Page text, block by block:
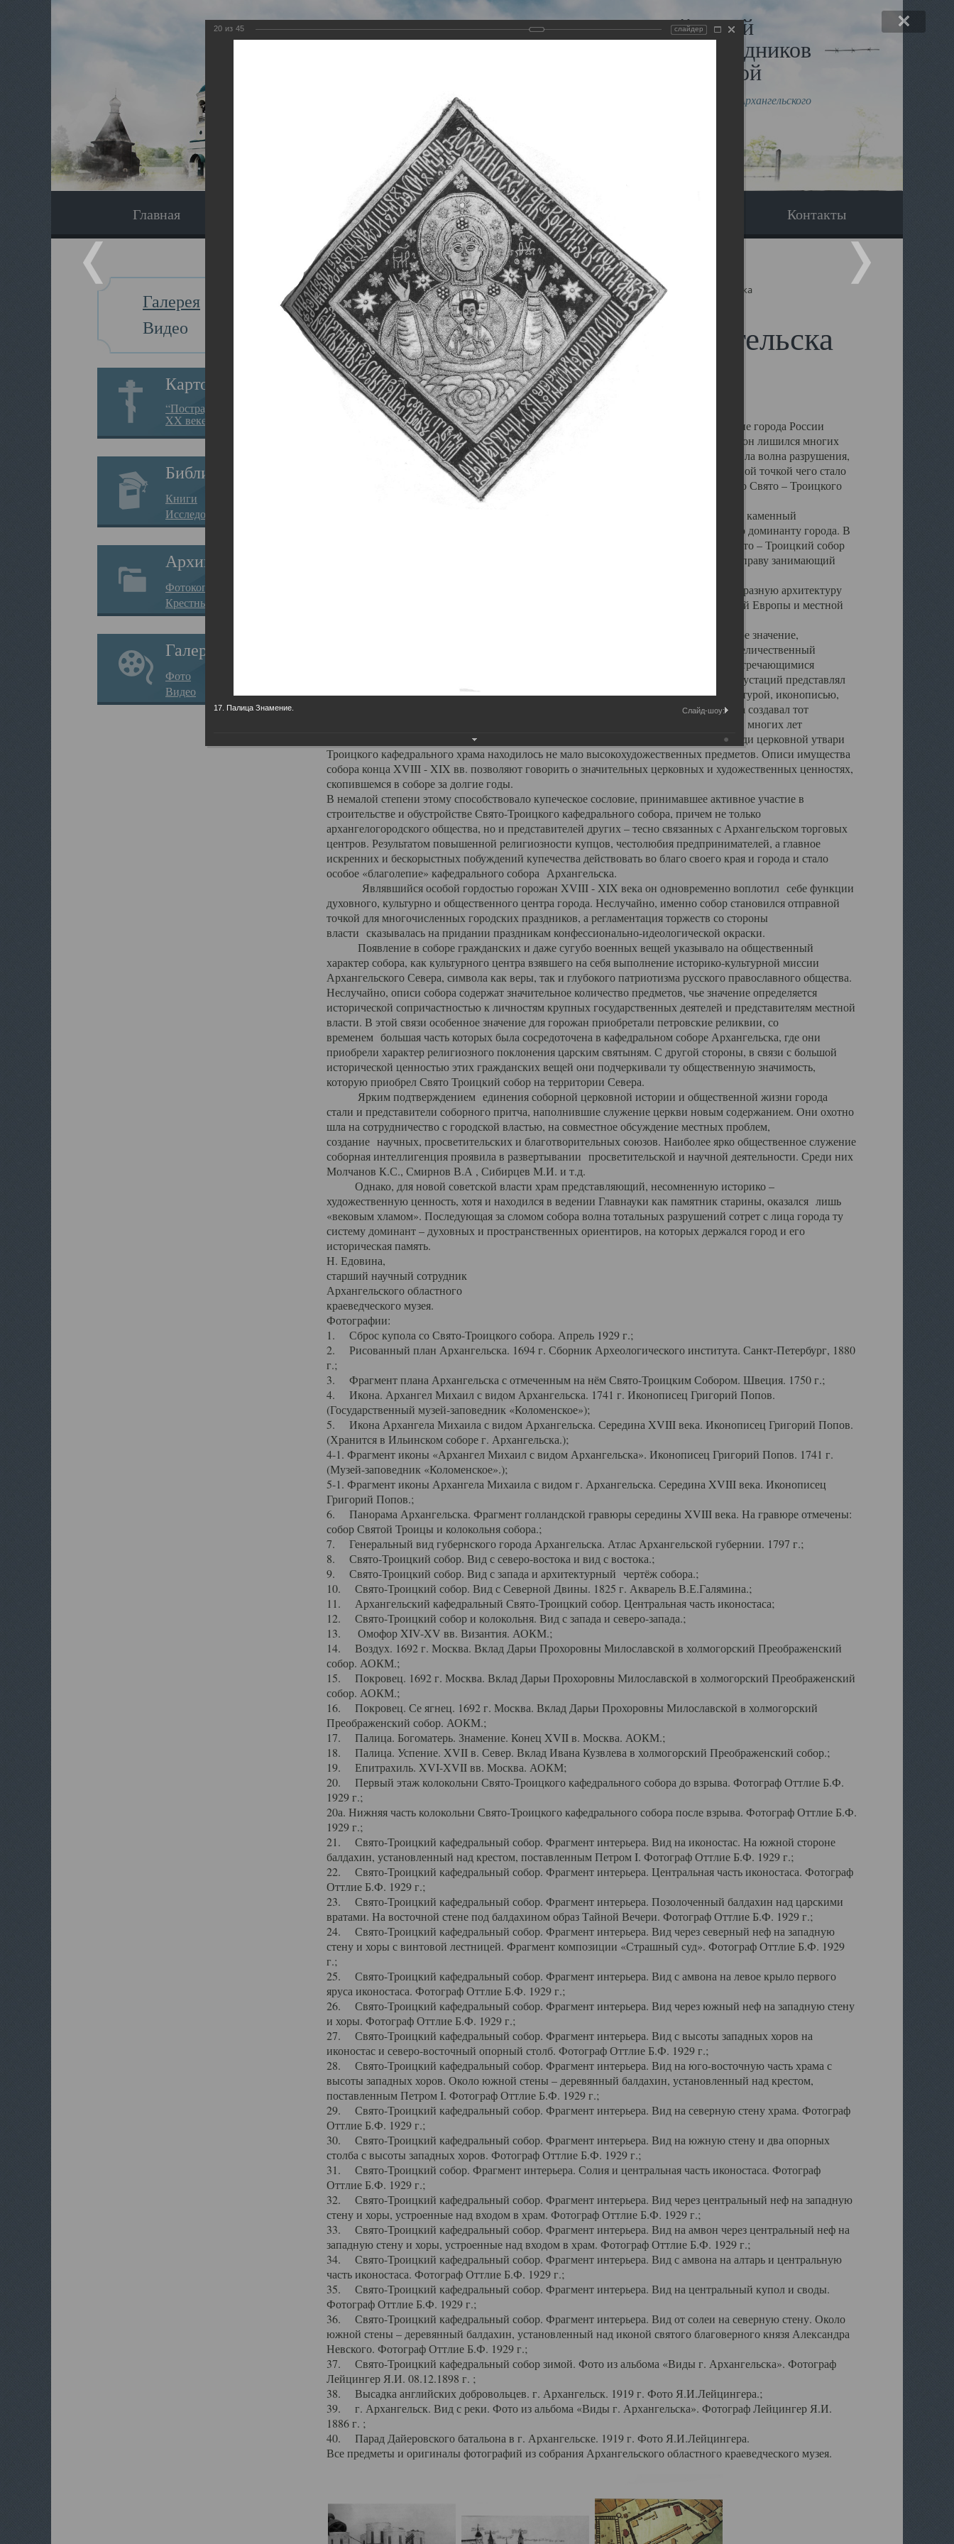
Виртуальный музей
Новомучеников и исповедников
Земли Архангельской
Сайт создан по благословлению митрополита Архангельского
Главная Наследники Галерея Контакты
Галерея
Видео
Картотека
“Пострадавшие за веру в
XX веке на Севере”
Библиотека
Книги
Исследования
Архив
Фотокопии дел
Крестные ходы
Галерея
Фото
Видео
Главная Галерея Храмы-мученики Архангельска Свято-Троицкий собор Архангельска
Свято-Троицкий собор Архангельска
Свято-Троицкий собор Архангельска
Сегодня мы можем говорить, что Архангельск в большей мере, чем другие губернские города России
пострадал от целенаправленных систематических разрушений, в результате которых он лишился многих
выдающихся памятников архитектуры. Больше всего по старому Архангельску ударила волна разрушения,
вызванная борьбой с религией, набравшая особую силу в конце 20 –х годов. Отправной точкой чего стало
разрушение православного центра архангельской губернии - ансамбля кафедрального Свято – Троицкого
Возникнув в начале XVIII века в центре Архангельска, величественный каменный
двухэтажный Троицкий собор, сразу превратился в зрительную и градостроительную доминанту города. В
XVIII веке по масштабам ему не было равных на Севере. Вплоть до разрушения Свято – Троицкий собор
оставался самым высоким и значительным из городских строений Архангельска, по праву занимающий
Один из самых больших и светлых соборов России воплотил в себе яркую и своеобразную архитектуру
портового города с отраженными в ней архитектурными течениями России, Западной Европы и местной
Масштабность, благолепие и богатство собора, вполне оправдывали его кафедральное значение,
заслуженно выделяя из многочисленных культовых построек города. Обширный и величественный
иконостас украшенный колоннами ионического стиля, с единственными нигде не встречающимися
царскими вратами, изящным фронтоном и множеством резных, символических инкрустаций представлял
собой поистине художественную ценность. В совокупности же с живописью, скульптурой, иконописью,
шитьем, многочисленными предметами церковной утвари интерьер Троицкого храма создавал тот
неповторимый красочный ансамбль декоративного убранства собора, на протяжении многих лет
поражающий воображение своих посетителей. В соборной ризнице, библиотеке, среди церковной утвари
Троицкого кафедрального храма находилось не мало высокохудожественных предметов. Описи имущества
собора конца XVIII - XIX вв. позволяют говорить о значительных церковных и художественных ценностях,
скопившемся в соборе за долгие годы.
В немалой степени этому способствовало купеческое сословие, принимавшее активное участие в
строительстве и обустройстве Свято-Троицкого кафедрального собора, причем не только
архангелогородского общества, но и представителей других – тесно связанных с Архангельском торговых
центров. Результатом повышенной религиозности купцов, честолюбия предпринимателей, а главное
искренних и бескорыстных побуждений купечества действовать во благо своего края и города и стало
особое «благолепие» кафедрального собора Архангельска.
Являвшийся особой гордостью горожан XVIII - XIX века он одновременно воплотил себе функции
духовного, культурно и общественного центра города. Неслучайно, именно собор становился отправной
точкой для многочисленных городских праздников, а регламентация торжеств со стороны
власти сказывалась на придании праздникам конфессионально-идеологической окраски.
Появление в соборе гражданских и даже сугубо военных вещей указывало на общественный
характер собора, как культурного центра взявшего на себя выполнение историко-культурной миссии
Архангельского Севера, символа как веры, так и глубокого патриотизма русского православного общества.
Неслучайно, описи собора содержат значительное количество предметов, чье значение определяется
исторической сопричастностью к личностям крупных государственных деятелей и представителям местной
власти. В этой связи особенное значение для горожан приобретали петровские реликвии, со
временем большая часть которых была сосредоточена в кафедральном соборе Архангельска, где они
приобрели характер религиозного поклонения царским святыням. С другой стороны, в связи с большой
исторической ценностью этих гражданских вещей они подчеркивали ту общественную значимость,
которую приобрел Свято Троицкий собор на территории Севера.
Ярким подтверждением единения соборной церковной истории и общественной жизни города
стали и представители соборного притча, наполнившие служение церкви новым содержанием. Они охотно
шла на сотрудничество с городской властью, на совместное обсуждение местных проблем,
создание научных, просветительских и благотворительных союзов. Наиболее ярко общественное служение
соборная интеллигенция проявила в развертывании просветительской и научной деятельности. Среди них
Молчанов К.С., Смирнов В.А , Сибирцев М.И. и т.д.
Однако, для новой советской власти храм представляющий, несомненную историко –
художественную ценность, хотя и находился в ведении Главнауки как памятник старины, оказался лишь
«вековым хламом». Последующая за сломом собора волна тотальных разрушений сотрет с лица города ту
систему доминант – духовных и пространственных ориентиров, на которых держался город и его
историческая память.
Н. Едовина,
старший научный сотрудник
Архангельского областного
краеведческого музея.
Фотографии:
1. Сброс купола со Свято-Троицкого собора. Апрель 1929 г.;
2. Рисованный план Архангельска. 1694 г. Сборник Археологического института. Санкт-Петербург, 1880
г.;
3. Фрагмент плана Архангельска с отмеченным на нём Свято-Троицким Собором. Швеция. 1750 г.;
4. Икона. Архангел Михаил с видом Архангельска. 1741 г. Иконописец Григорий Попов.
(Государственный музей-заповедник «Коломенское»);
5. Икона Архангела Михаила с видом Архангельска. Середина XVIII века. Иконописец Григорий Попов.
(Хранится в Ильинском соборе г. Архангельска.);
4-1. Фрагмент иконы «Архангел Михаил с видом Архангельска». Иконописец Григорий Попов. 1741 г.
(Музей-заповедник «Коломенское».);
5-1. Фрагмент иконы Архангела Михаила с видом г. Архангельска. Середина XVIII века. Иконописец
Григорий Попов.;
6. Панорама Архангельска. Фрагмент голландской гравюры середины XVIII века. На гравюре отмечены:
собор Святой Троицы и колокольня собора.;
7. Генеральный вид губернского города Архангельска. Атлас Архангельской губернии. 1797 г.;
8. Свято-Троицкий собор. Вид с северо-востока и вид с востока.;
9. Свято-Троицкий собор. Вид с запада и архитектурный чертёж собора.;
10. Свято-Троицкий собор. Вид с Северной Двины. 1825 г. Акварель В.Е.Галямина.;
11. Архангельский кафедральный Свято-Троицкий собор. Центральная часть иконостаса;
12. Свято-Троицкий собор и колокольня. Вид с запада и северо-запада.;
13. Омофор XIV-XV вв. Византия. АОКМ.;
14. Воздух. 1692 г. Москва. Вклад Дарьи Прохоровны Милославской в холмогорский Преображенский
собор. АОКМ.;
15. Покровец. 1692 г. Москва. Вклад Дарьи Прохоровны Милославской в холмогорский Преображенский
собор. АОКМ.;
16. Покровец. Се ягнец. 1692 г. Москва. Вклад Дарьи Прохоровны Милославской в холмогорский
Преображенский собор. АОКМ.;
17. Палица. Богоматерь. Знамение. Конец XVII в. Москва. АОКМ.;
18. Палица. Успение. XVII в. Север. Вклад Ивана Кузвлева в холмогорский Преображенский собор.;
19. Епитрахиль. XVI-XVII вв. Москва. АОКМ;
20. Первый этаж колокольни Свято-Троицкого кафедрального собора до взрыва. Фотограф Оттлие Б.Ф.
1929 г.;
20а. Нижняя часть колокольни Свято-Троицкого кафедрального собора после взрыва. Фотограф Оттлие Б.Ф.
1929 г.;
21. Свято-Троицкий кафедральный собор. Фрагмент интерьера. Вид на иконостас. На южной стороне
балдахин, установленный над крестом, поставленным Петром I. Фотограф Оттлие Б.Ф. 1929 г.;
22. Свято-Троицкий кафедральный собор. Фрагмент интерьера. Центральная часть иконостаса. Фотограф
Оттлие Б.Ф. 1929 г.;
23. Свято-Троицкий кафедральный собор. Фрагмент интерьера. Позолоченный балдахин над царскими
вратами. На восточной стене под балдахином образ Тайной Вечери. Фотограф Оттлие Б.Ф. 1929 г.;
24. Свято-Троицкий кафедральный собор. Фрагмент интерьера. Вид через северный неф на западную
стену и хоры с винтовой лестницей. Фрагмент композиции «Страшный суд». Фотограф Оттлие Б.Ф. 1929
г.;
25. Свято-Троицкий кафедральный собор. Фрагмент интерьера. Вид с амвона на левое крыло первого
яруса иконостаса. Фотограф Оттлие Б.Ф. 1929 г.;
26. Свято-Троицкий кафедральный собор. Фрагмент интерьера. Вид через южный неф на западную стену
и хоры. Фотограф Оттлие Б.Ф. 1929 г.;
27. Свято-Троицкий кафедральный собор. Фрагмент интерьера. Вид с высоты западных хоров на
иконостас и северо-восточный опорный столб. Фотограф Оттлие Б.Ф. 1929 г.;
28. Свято-Троицкий кафедральный собор. Фрагмент интерьера. Вид на юго-восточную часть храма с
высоты западных хоров. Около южной стены – деревянный балдахин, установленный над крестом,
поставленным Петром I. Фотограф Оттлие Б.Ф. 1929 г.;
29. Свято-Троицкий кафедральный собор. Фрагмент интерьера. Вид на северную стену храма. Фотограф
Оттлие Б.Ф. 1929 г.;
30. Свято-Троицкий кафедральный собор. Фрагмент интерьера. Вид на южную стену и два опорных
столба с высоты западных хоров. Фотограф Оттлие Б.Ф. 1929 г.;
31. Свято-Троицкий собор. Фрагмент интерьера. Солия и центральная часть иконостаса. Фотограф
Оттлие Б.Ф. 1929 г.;
32. Свято-Троицкий кафедральный собор. Фрагмент интерьера. Вид через центральный неф на западную
стену и хоры, устроенные над входом в храм. Фотограф Оттлие Б.Ф. 1929 г.;
33. Свято-Троицкий кафедральный собор. Фрагмент интерьера. Вид на амвон через центральный неф на
западную стену и хоры, устроенные над входом в храм. Фотограф Оттлие Б.Ф. 1929 г.;
34. Свято-Троицкий кафедральный собор. Фрагмент интерьера. Вид с амвона на алтарь и центральную
часть иконостаса. Фотограф Оттлие Б.Ф. 1929 г.;
35. Свято-Троицкий кафедральный собор. Фрагмент интерьера. Вид на центральный купол и своды.
Фотограф Оттлие Б.Ф. 1929 г.;
36. Свято-Троицкий кафедральный собор. Фрагмент интерьера. Вид от солеи на северную стену. Около
южной стены – деревянный балдахин, установленный над иконой святого благоверного князя Александра
Невского. Фотограф Оттлие Б.Ф. 1929 г.;
37. Свято-Троицкий кафедральный собор зимой. Фото из альбома «Виды г. Архангельска». Фотограф
Лейцингер Я.И. 08.12.1898 г. ;
38. Высадка английских добровольцев. г. Архангельск. 1919 г. Фото Я.И.Лейцингера.;
39. г. Архангельск. Вид с реки. Фото из альбома «Виды г. Архангельска». Фотограф Лейцингер Я.И.
1886 г. ;
40. Парад Дайеровского батальона в г. Архангельске. 1919 г. Фото Я.И.Лейцингера.
Все предметы и оригиналы фотографий из собрания Архангельского областного краеведческого музея.
20 из 45 слайдер
17. Палица Знамение. Слайд-шоу: